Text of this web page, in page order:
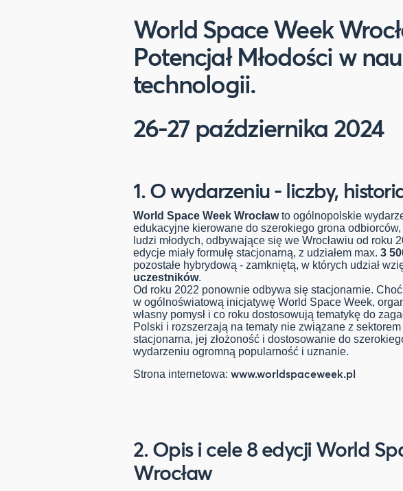
World Space Week
Potencjał Młodości w
technologii.
26-27 października 2024
1. O wydarzeniu - liczby,
World Space Week Wrocławto ogólnopolskie
edukacyjne kierowane do szerokiego grona
ludzi młodych, odbywające się we Wrocławiu od roku
edycje miały formułę stacjonarną, z udziałem max. 3
pozostałe hybrydową - zamkniętą, w których udział
uczestników.
Od roku 2022 ponownie odbywa się stacjonarnie.
w ogólnoświatową inicjatywę World Space Week,
własny pomysł i co roku dostosowują tematykę do
Polski i rozszerzają na tematy nie związane z sektorem
stacjonarna, jej złożoność i dostosowanie do
wydarzeniu ogromną popularność i uznanie.
Strona internetowa: www.worldspaceweek.pl
2. Opis i cele 8 edycji World
Wrocław